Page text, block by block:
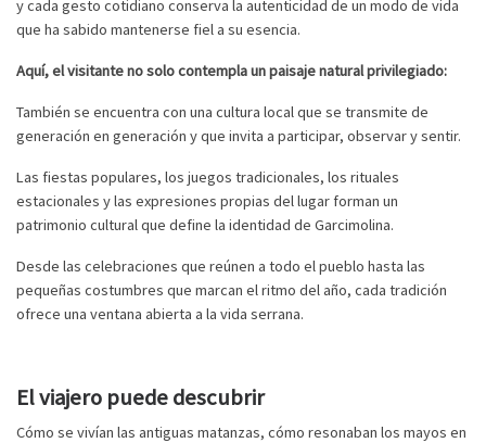
y cada gesto cotidiano conserva la autenticidad de un modo de vida
que ha sabido mantenerse fiel a su esencia.
Aquí, el visitante no solo contempla un paisaje natural privilegiado:
También se encuentra con una cultura local que se transmite de
generación en generación y que invita a participar, observar y sentir.
Las fiestas populares, los juegos tradicionales, los rituales
estacionales y las expresiones propias del lugar forman un
patrimonio cultural que define la identidad de Garcimolina.
Desde las celebraciones que reúnen a todo el pueblo hasta las
pequeñas costumbres que marcan el ritmo del año, cada tradición
ofrece una ventana abierta a la vida serrana.
El viajero puede descubrir
Cómo se vivían las antiguas matanzas, cómo resonaban los mayos en